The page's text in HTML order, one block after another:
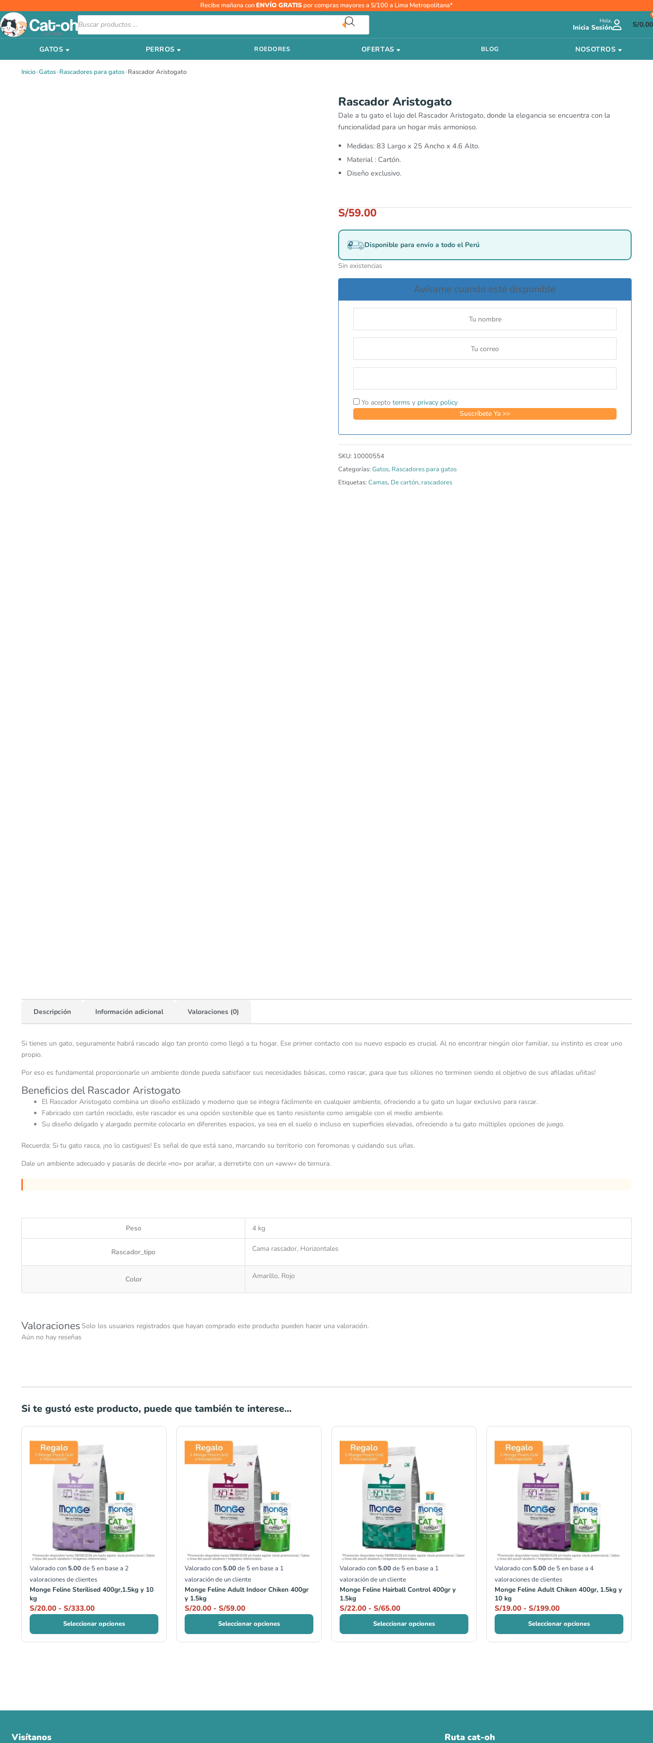
al
contenido
Recibe mañana conENVÍO GRATIS por compras mayores a S/100 a Lima Metropolitana*
Búsqueda
de
productos
Hola,
Inicia Sesión S/0.00
GATOS PERROS ROEDORES OFERTAS BLOG NOSOTROS
Inicio›Gatos›Rascadores para gatos›Rascador Aristogato
Rascador Aristogato
Dale a tu gato el lujo del Rascador Aristogato, donde la elegancia se encuentra con la
funcionalidad para un hogar más armonioso.
Medidas: 83 Largo x 25 Ancho x 4.6 Alto.
Material : Cartón.
Diseño exclusivo.
S/59.00
Disponible para envío a todo el Perú
Sin existencias
Avísame cuando esté disponible
Yo acepto terms y privacy policy
SKU: 10000554
Categorías: Gatos, Rascadores para gatos
Etiquetas: Camas, De cartón, rascadores
Descripción Información adicional Valoraciones (0)
Si tienes un gato, seguramente habrá rascado algo tan pronto como llegó a tu hogar. Ese primer contacto con su nuevo espacio es crucial. Al no encontrar ningún olor familiar, su instinto es crear uno
propio.
Por eso es fundamental proporcionarle un ambiente donde pueda satisfacer sus necesidades básicas, como rascar, ¡para que tus sillones no terminen siendo el objetivo de sus afiladas uñitas!
Beneficios del Rascador Aristogato
El Rascador Aristogato combina un diseño estilizado y moderno que se integra fácilmente en cualquier ambiente, ofreciendo a tu gato un lugar exclusivo para rascar.
Fabricado con cartón reciclado, este rascador es una opción sostenible que es tanto resistente como amigable con el medio ambiente.
Su diseño delgado y alargado permite colocarlo en diferentes espacios, ya sea en el suelo o incluso en superficies elevadas, ofreciendo a tu gato múltiples opciones de juego.
Recuerda: Si tu gato rasca, ¡no lo castigues! Es señal de que está sano, marcando su territorio con feromonas y cuidando sus uñas.
Dale un ambiente adecuado y pasarás de decirle «no» por arañar, a derretirte con un «aww» de ternura.
Peso 4 kg
Rascador_tipo Cama rascador, Horizontales
Color Amarillo, Rojo
Valoraciones
Aún no hay reseñas
Solo los usuarios registrados que hayan comprado este producto pueden hacer una valoración.
Si te gustó este producto, puede que también te interese...
Valorado con 5.00de 5 en base a 2
valoraciones de clientes
Monge Feline Sterilised 400gr,1.5kg y 10
kg
S/20.00 - S/333.00
de
precios:
desde
S/20.00
hasta
S/333.00
Seleccionar opciones
Valorado con 5.00de 5 en base a 1
valoración de un cliente
Monge Feline Adult Indoor Chiken 400gr
y 1.5kg
S/20.00 - S/59.00
precios:
desde
S/20.00
hasta
S/59.00
Seleccionar opciones
Valorado con 5.00de 5 en base a 1
valoración de un cliente
Monge Feline Hairball Control 400gr y
1.5kg
S/22.00 - S/65.00
precios:
desde
S/22.00
hasta
S/65.00
Seleccionar opciones
Valorado con 5.00de 5 en base a 4
valoraciones de clientes
Monge Feline Adult Chiken 400gr, 1.5kg y
10 kg
S/19.00 - S/199.00
precios:
desde
S/19.00
hasta
S/199.00
Seleccionar opciones
Visítanos Ruta cat-oh